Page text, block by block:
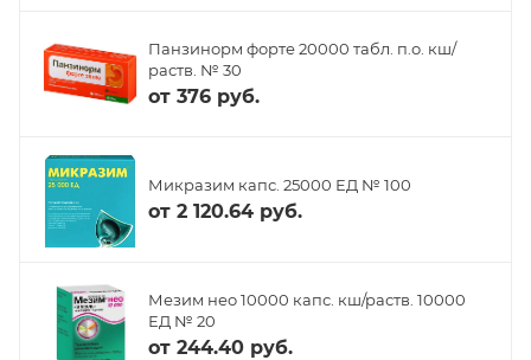
Панзинорм форте 20000 табл. п.о. кш/
раств. № 30
от 376 руб.
Микразим капс. 25000 ЕД № 100
от 2 120.64 руб.
Мезим нео 10000 капс. кш/раств. 10000
ЕД № 20
от 244.40 руб.